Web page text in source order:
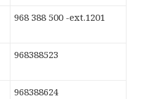
968 388 500 -ext.1201
968388523
968388624